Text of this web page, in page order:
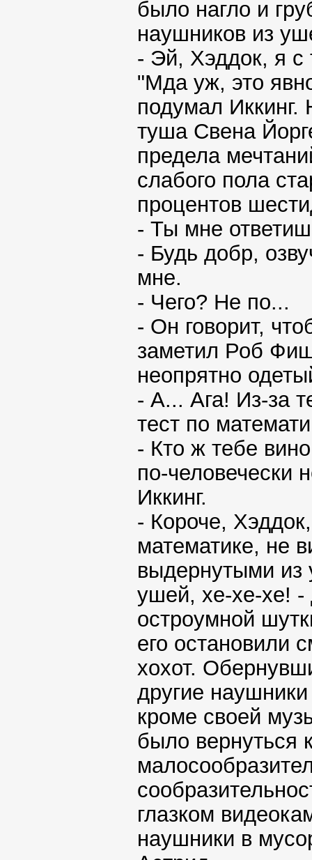
было нагло и
наушников из
- Эй, Хэддок, я с
"Мда уж, это
подумал
туша Свена
предела
слабого пола
процентов
- Ты мне
- Будь добр,
мне.
- Чего? Не по...
- Он говорит,
заметил Роб
неопрятно
- А... Ага! Из-за
тест по
- Кто ж тебе
по-человечески
Иккинг.
- Короче,
математике, не
выдернутыми из
ушей, хе-хе-хе! -
остроумной
его остановили
хохот.
другие
кроме своей
было вернуться
глазком
наушники в